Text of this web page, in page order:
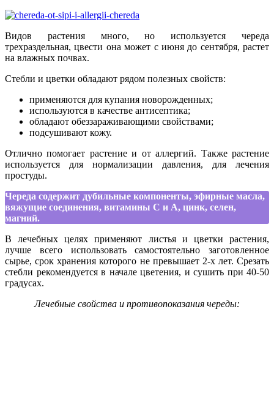
Видов растения много, но используется череда
трехраздельная, цвести она может с июня до сентября, растет
на влажных почвах.
Стебли и цветки обладают рядом полезных свойств:
применяются для купания новорожденных;
используются в качестве антисептика;
обладают обеззараживающими свойствами;
подсушивают кожу.
Отлично помогает растение и от аллергий. Также растение
используется для нормализации давления, для лечения
простуды.
Череда содержит дубильные компоненты, эфирные масла,
вяжущие соединения, витамины С и А, цинк, селен,
магний.
В лечебных целях применяют листья и цветки растения,
лучше всего использовать самостоятельно заготовленное
сырье, срок хранения которого не превышает 2-х лет. Срезать
стебли рекомендуется в начале цветения, и сушить при 40-50
градусах.
Лечебные свойства и противопоказания череды: